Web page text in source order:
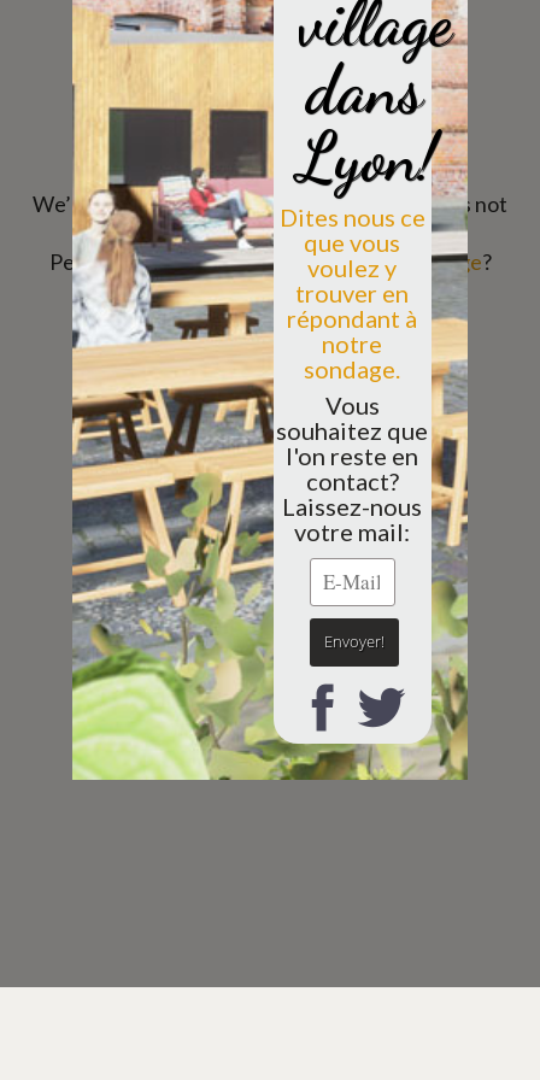
NOT FOUND!
We’re sorry, the page you have looked for does not
exist in our database!
Perhaps you would like to go to ourhome page?
village
dans
Lyon!
Dites nous ce
que vous
voulez y
trouver en
répondant à
notre
sondage.
Vous
souhaitez que
l'on reste en
contact?
Laissez-nous
votre mail: